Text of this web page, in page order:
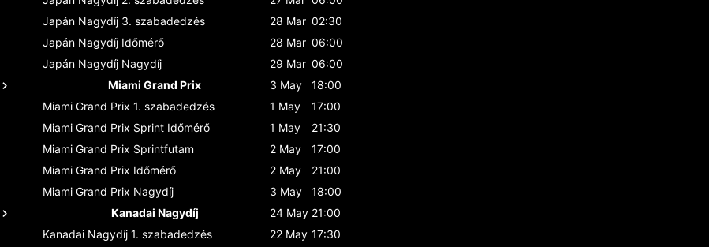
Japán Nagydíj 3. szabadedzés 28 Mar 02:30
Japán Nagydíj Időmérő 28 Mar 06:00
Japán Nagydíj Nagydíj 29 Mar 06:00
Miami Grand Prix
3 May
18:00
Miami Grand Prix 1. szabadedzés 1 May
17:00
Miami Grand Prix Sprint Időmérő 1 May
21:30
Miami Grand Prix Sprintfutam 2 May
17:00
Miami Grand Prix Időmérő 2 May
21:00
Miami Grand Prix Nagydíj 3 May
18:00
Kanadai Nagydíj
24 May 21:00
Kanadai Nagydíj 1. szabadedzés 22 May 17:30